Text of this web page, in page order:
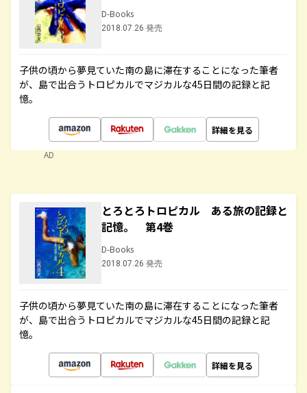
D-Books
2018.07.26 発売
子供の頃から夢見ていた南の島に滞在することになった筆者
が、島で出合うトロピカルでマジカルな45日間の記録と記
憶。
詳細を見る
AD
とろとろトロピカル ある旅の記録と
記憶。 第4巻
D-Books
2018.07.26 発売
子供の頃から夢見ていた南の島に滞在することになった筆者
が、島で出合うトロピカルでマジカルな45日間の記録と記
憶。
詳細を見る